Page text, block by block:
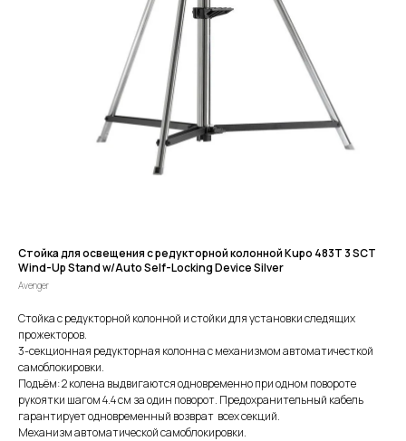
Стойка для освещения с редукторной колонной Kupo 483T 3 SCT
Wind-Up Stand w/Auto Self-Locking Device Silver
Avenger
Стойка с редукторной колонной и стойки для установки следящих
прожекторов.
3-секционная редукторная колонна с механизмом автоматичесткой
самоблокировки.
Подъём: 2 колена выдвигаются одновременно при одном повороте
рукоятки шагом 4.4 см за один поворот. Предохранительный кабель
гарантирует одновременный возврат всех секций.
Механизм автоматической самоблокировки.